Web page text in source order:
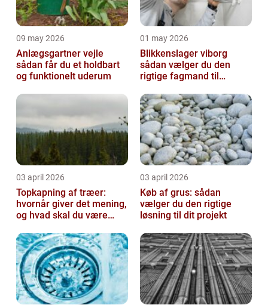
09 may 2026
Anlægsgartner vejle
sådan får du et holdbart
og funktionelt uderum
01 may 2026
Blikkenslager viborg
sådan vælger du den
rigtige fagmand til
03 april 2026
Topkapning af træer:
hvornår giver det mening,
og hvad skal du være
03 april 2026
Køb af grus: sådan
vælger du den rigtige
løsning til dit projekt